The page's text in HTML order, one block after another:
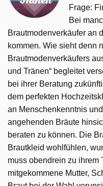
Frage:
Bei
Brautmodenverkäufer an
kommen. Wie sieht denn
Brautmodenverkäufers
und Tränen“ begleitet
bei ihrer Beratung
dem perfekten
an Menschenkenntnis
angehenden Bräute
beraten zu können. Die
Brautkleid wohlfühlen,
muss obendrein zu ihrem
mitgekommene Mutter,